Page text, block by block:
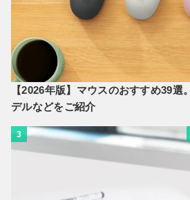
【2026年版】マウスのおすすめ39選
デルなどをご紹介
3